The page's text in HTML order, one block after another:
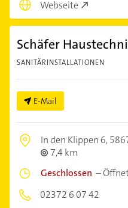
Webseite
Schäfer
SANITÄRINSTALLATIONEN
E-Mail
In den Klippen 6,
7,4 km
Geschlossen –
02372 6 07 42